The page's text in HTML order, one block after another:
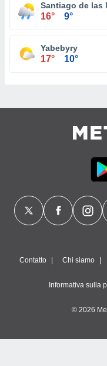
Santiago de las
16° 9°
Yabebyry
17° 10°
Contatto Chi siamo
Informativa sulla
© 2026